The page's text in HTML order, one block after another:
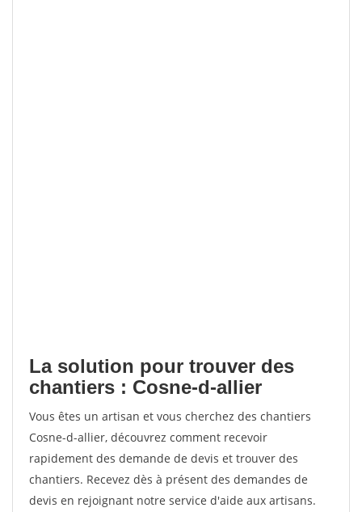
La solution pour trouver des
chantiers : Cosne-d-allier
Vous êtes un artisan et vous cherchez des chantiers
Cosne-d-allier, découvrez comment recevoir
rapidement des demande de devis et trouver des
chantiers. Recevez dès à présent des demandes de
devis en rejoignant notre service d'aide aux artisans.